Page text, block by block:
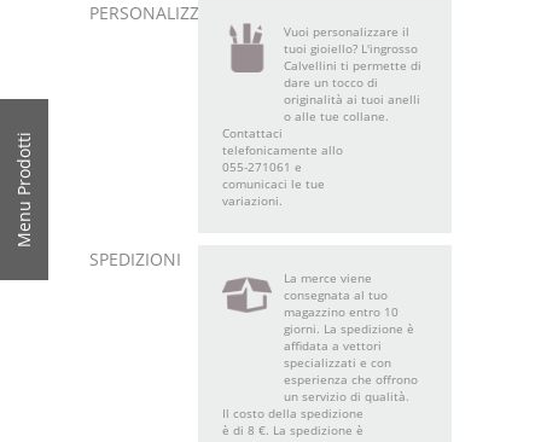
PERSONALIZZA
Vuoi personalizzare il
tuoi gioiello? L'ingrosso
Calvellini ti permette di
dare un tocco di
originalità ai tuoi anelli
o alle tue collane.
Contattaci
telefonicamente allo
055-271061 e
comunicaci le tue
variazioni.
SPEDIZIONI
La merce viene
consegnata al tuo
magazzino entro 10
giorni. La spedizione è
affidata a vettori
specializzati e con
esperienza che offrono
un servizio di qualità.
Il costo della spedizione
è di 8 €. La spedizione è
Menu Prodotti